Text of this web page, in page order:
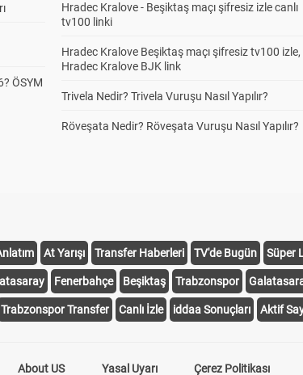
ÖSYM
Hradec Kralove - Beşiktaş maçı şifresiz izle canlı
tv100 linki
Hradec Kralove Beşiktaş maçı şifresiz tv100 izle,
Hradec Kralove BJK link
Trivela Nedir? Trivela Vuruşu Nasıl Yapılır?
Röveşata Nedir? Röveşata Vuruşu Nasıl Yapılır?
At Yarışı Transfer Haberleri TV'de Bugün Süper
Fenerbahçe Beşiktaş Trabzonspor
Trabzonspor Transfer Canlı İzle iddaa Sonuçları Aktif
About US Yasal Uyarı Çerez Politikası